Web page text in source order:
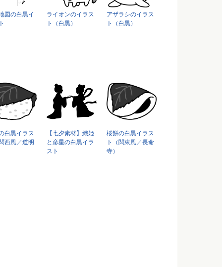
図の白黒イ
ライオンのイラス
ト（白黒）
アザラシのイラス
ト（白黒）
白黒イラス
西風／道明
【七夕素材】織姫
と彦星の白黒イラ
スト
桜餅の白黒イラス
ト（関東風／長命
寺）